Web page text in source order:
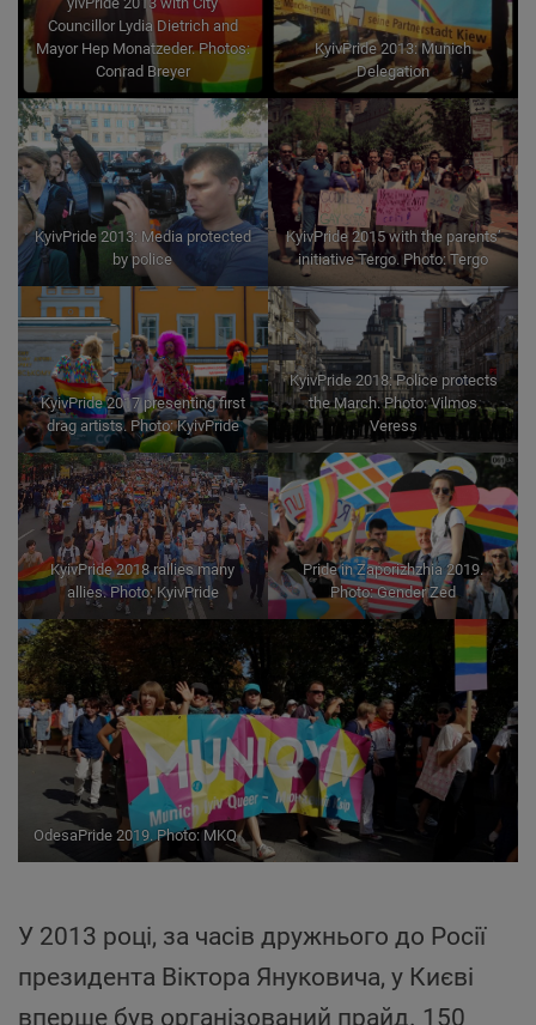
Councillor Lydia Dietrich and
Mayor Hep Monatzeder. Photos:
Conrad Breyer
KyivPride 2013: Munich
Delegation
KyivPride 2013: Media protected
by police
KyivPride 2015 with the parents’
initiative Tergo. Photo: Tergo
KyivPride 2017 presenting first
drag artists. Photo: KyivPride
KyivPride 2018: Police protects
the March. Photo: Vilmos
Veress
KyivPride 2018 rallies many
allies. Photo: KyivPride
Pride in Zaporizhzhia 2019.
Photo: Gender Zed
OdesaPride 2019. Photo: MKQ
У 2013 році, за часів дружнього до Росії
президента Віктора Януковича, у Києві
вперше був організований прайд. 150